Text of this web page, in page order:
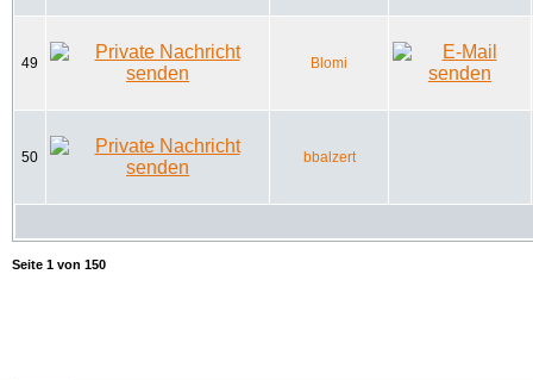
49 Blomi
50 bbalzert
Seite 1 von 150